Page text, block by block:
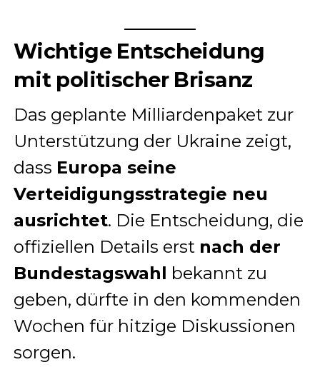
Wichtige Entscheidung
mit politischer Brisanz
Das geplante Milliardenpaket zur
Unterstützung der Ukraine zeigt,
dass Europa seine
Verteidigungsstrategie neu
ausrichtet. Die Entscheidung, die
offiziellen Details erst nach der
Bundestagswahl bekannt zu
geben, dürfte in den kommenden
Wochen für hitzige Diskussionen
sorgen.